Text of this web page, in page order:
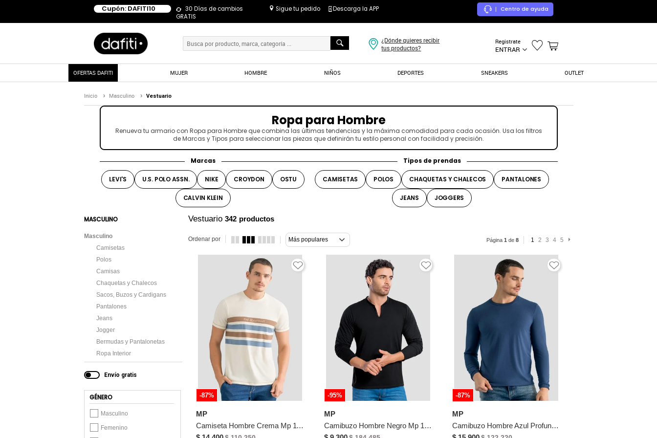
Cupón: DAFITI10
30 Días de cambios
GRATIS
Sigue tu pedido Descarga la APP | Centro de ayuda
Registrate
ENTRAR
¿Dónde quieres recibir
tus productos?
OFERTAS DAFITI MUJER HOMBRE NIÑOS DEPORTES SNEAKERS OUTLET
Inicio Masculino Vestuario
Ropa para Hombre
Renueva tu armario con Ropa para Hombre que combina las últimas tendencias y la máxima comodidad para cada ocasión. Usa los filtros
de Marcas y Tipos para seleccionar las piezas que definirán tu estilo personal con facilidad y precisión.
Marcas
LEVI'S U.S. POLO ASSN. NIKE CROYDON OSTU
CALVIN KLEIN
Tipos de prendas
CAMISETAS POLOS CHAQUETAS Y CHALECOS PANTALONES
JEANS JOGGERS
MASCULINO
Masculino
Camisetas
Polos
Camisas
Chaquetas y Chalecos
Sacos, Buzos y Cardigans
Pantalones
Jeans
Jogger
Bermudas y Pantalonetas
Ropa Interior
Envío gratis
GÉNERO
Masculino
Femenino
Vestuario 342 productos
Ordenar por Más populares Página 1 de 8 1 2 3 4 5
-87%
MP
Camiseta Hombre Crema Mp 112553
-95%
MP
Camibuzo Hombre Negro Mp 104788
-87%
MP
Camibuzo Hombre Azul Profundo Mp 113059